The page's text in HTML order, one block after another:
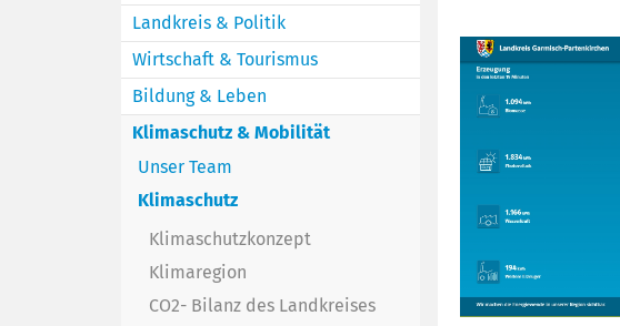
Landkreis & Politik
Wirtschaft & Tourismus
Bildung & Leben
Klimaschutz & Mobilität
Unser Team
Klimaschutz
Klimaschutzkonzept
Klimaregion
CO2- Bilanz des Landkreises